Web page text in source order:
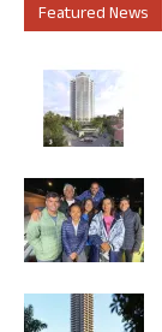
Featured News